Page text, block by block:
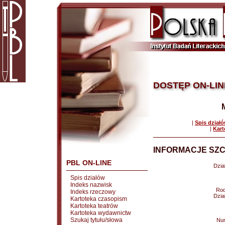
PBL ON-LINE
Spis działów
Indeks nazwisk
Indeks rzeczowy
Kartoteka czasopism
Kartoteka teatrów
Kartoteka wydawnictw
Szukaj tytułu/słowa
DOSTĘP ON-
| Spis
|
INFORMACJE